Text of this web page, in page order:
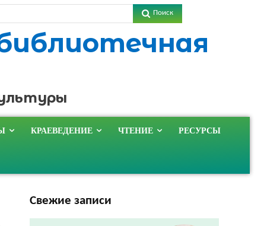
Поиск
КРАЕВЕДЕНИЕ ЧТЕНИЕ РЕСУРСЫ
Свежие записи